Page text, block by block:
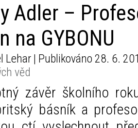
Adler –
na GYBONU
Lehar | Publikováno 28. 6.
věd
závěr školního
básník a